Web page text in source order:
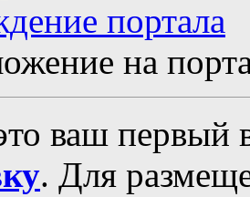
портала
на
ваш первый
. Для